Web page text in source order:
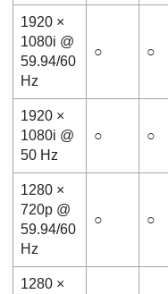
1920 ×
1080i @
59.94/60
Hz
○ ○
1920 ×
1080i @
50 Hz
○ ○
1280 ×
720p @
59.94/60
Hz
○ ○
1280 ×